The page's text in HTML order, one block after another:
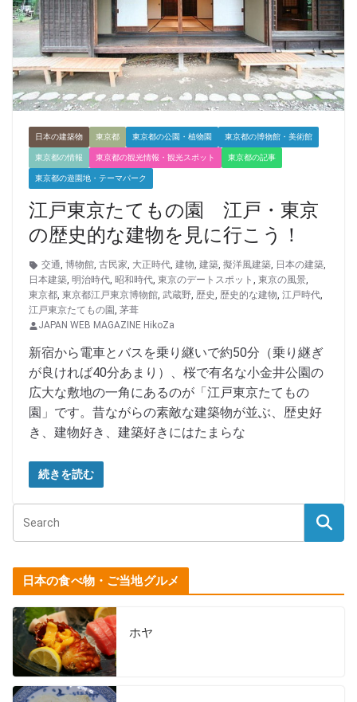
日本の建築物 東京都 東京都の公園・植物園 東京都の博物館・美術館
東京都の情報 東京都の観光情報・観光スポット 東京都の記事
東京都の遊園地・テーマパーク
江戸東京たてもの園 江戸・東京
の歴史的な建物を見に行こう！
交通, 博物館, 古民家, 大正時代, 建物, 建築, 擬洋風建築, 日本の建築,
日本建築, 明治時代, 昭和時代, 東京のデートスポット , 東京の風景,
東京都, 東京都江戸東京博物館, 武蔵野, 歴史, 歴史的な建物, 江戸時代,
江戸東京たてもの園, 茅葺
JAPAN WEB MAGAZINE HikoZa
新宿から電車とバスを乗り継いで約50分（乗り継ぎ
が良ければ40分あまり）、桜で有名な小金井公園の
広大な敷地の一角にあるのが「江戸東京たてもの
園」です。昔ながらの素敵な建築物が並ぶ、歴史好
き、建物好き、建築好きにはたまらな
続きを読む
日本の食べ物・ご当地グルメ
ホヤ